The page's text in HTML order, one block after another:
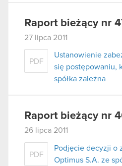
Raport bieżący nr
27 lipca 2011
PDF
Ustanowienie
się postępowaniu,
spółka zależna
Raport bieżący nr
26 lipca 2011
PDF
Podjęcie decyzji o
Optimus S.A. ze